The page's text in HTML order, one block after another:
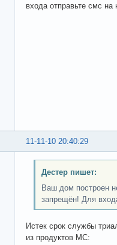
входа отправьте смс на
11-11-10 20:40:29
Дестер пишет:
Ваш дом построен
запрещён! Для
Истек срок службы
из продуктов МС: